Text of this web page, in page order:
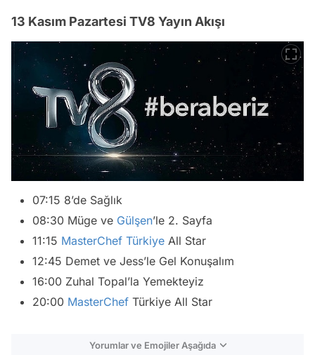
13 Kasım Pazartesi TV8 Yayın Akışı
07:15 8’de Sağlık
08:30 Müge ve Gülşen’le 2. Sayfa
11:15 MasterChef Türkiye All Star
12:45 Demet ve Jess’le Gel Konuşalım
16:00 Zuhal Topal’la Yemekteyiz
20:00 MasterChef Türkiye All Star
Yorumlar ve Emojiler Aşağıda